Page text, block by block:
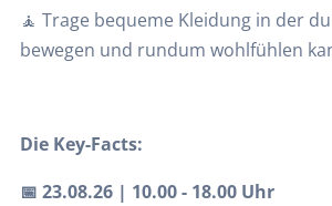
🧘‍ Trage bequeme Kleidung in der
bewegen und rundum wohlfühlen
Die Key-Facts:
📅 23.08.26 | 10.00 - 18.00 Uhr